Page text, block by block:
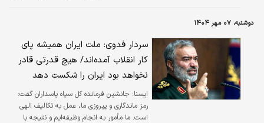
دوشنبه، ۰۷ مهر ۱۴۰۴
سردار فدوی: ملت ایران همیشه پای
کار انقلاب آمده‌اند/ هیچ قدرتی قادر
نخواهد بود ایران را شکست دهد
ايسنا: جانشین فرمانده کل سپاه پاسداران گفت:
رمز ماندگاری و پیروزی ما، عمل به تکالیف الهی
است. ما مأمور به انجام وظیفه‌ایم و نتیجه با